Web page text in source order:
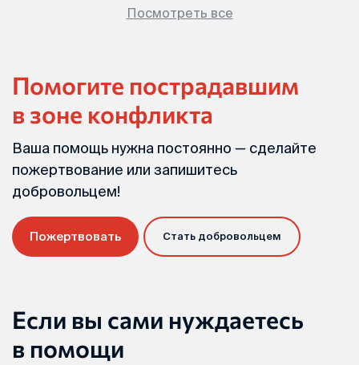
Посмотреть все
Помогите пострадавшим
в зоне конфликта
Ваша помощь нужна постоянно — сделайте
пожертвование или запишитесь
добровольцем!
Пожертвовать Стать добровольцем
Если вы сами нуждаетесь
в помощи